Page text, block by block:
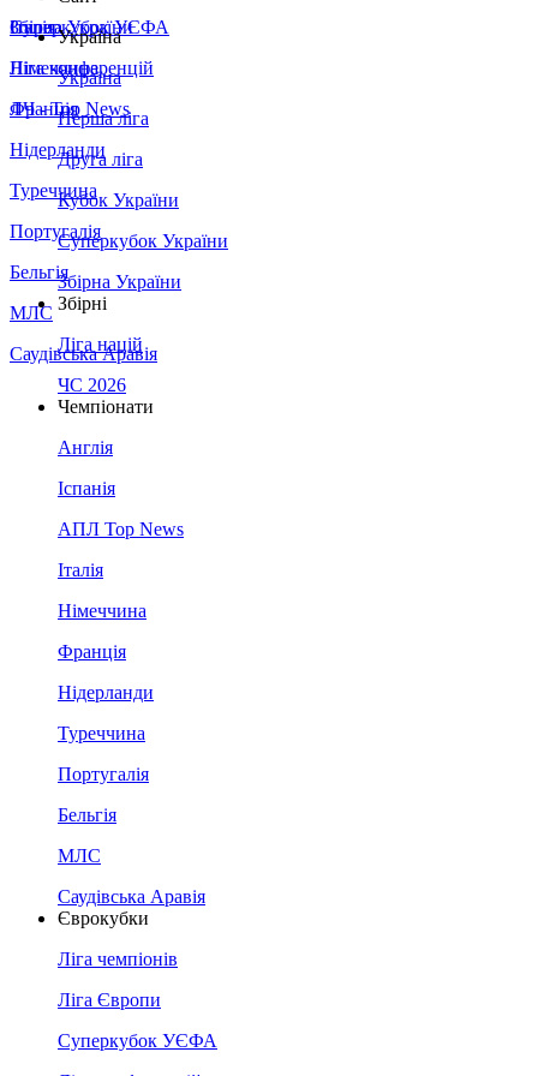
Збірна України
Італія
Німеччина
Франція
Нідерланди
Туреччина
Португалія
Бельгія
МЛС
Саудівська Аравія
Суперкубок УЄФА
Ліга конференцій
ЛЧ - Top News
Україна
Україна
Перша ліга
Друга ліга
Кубок України
Суперкубок України
Збірна України
Збірні
Ліга націй
ЧС 2026
Чемпіонати
Англія
Іспанія
АПЛ Top News
Італія
Німеччина
Франція
Нідерланди
Туреччина
Португалія
Бельгія
МЛС
Саудівська Аравія
Єврокубки
Ліга чемпіонів
Ліга Європи
Суперкубок УЄФА